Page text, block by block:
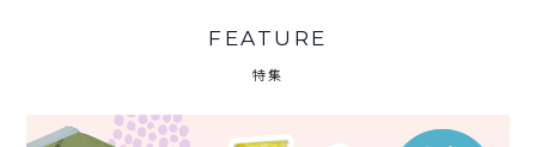
FEATURE
特集